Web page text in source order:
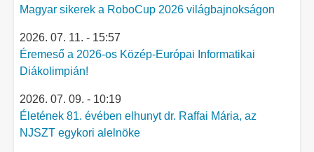
Magyar sikerek a RoboCup 2026 világbajnokságon
2026. 07. 11. - 15:57
Éremeső a 2026-os Közép-Európai Informatikai
Diákolimpián!
2026. 07. 09. - 10:19
Életének 81. évében elhunyt dr. Raffai Mária, az
NJSZT egykori alelnöke